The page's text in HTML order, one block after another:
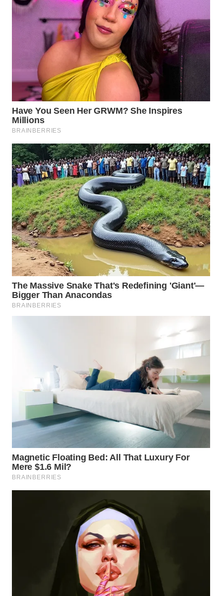
WN
SIMALUNGUN
WN
LABUHANBATU
WN
TENGAH
WN DELI
SERDANG
WN
TEBING
TINGGI
WN
PAKPAK
WN
KARAWANG
WN
BEKASI
DEPOK
TAPANULI
UTARA
WN
SAMOSIR